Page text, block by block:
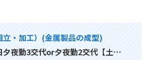
立・加工）(金属製品の成型)
夕夜勤3交代or夕夜勤2交代【土…